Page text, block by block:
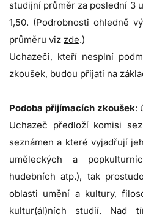
studijní průměr za poslední 3
1,50. (Podrobnosti ohledně
průměru viz zde.)
Uchazeči, kteří nesplní
zkoušek, budou přijati na
Podoba přijímacích zkoušek:
Uchazeč předloží komisi
seznámen a které vyjadřují
uměleckých a
hudebních atp.), tak
oblasti umění a kultury,
kultur(ál)ních studií. Nad